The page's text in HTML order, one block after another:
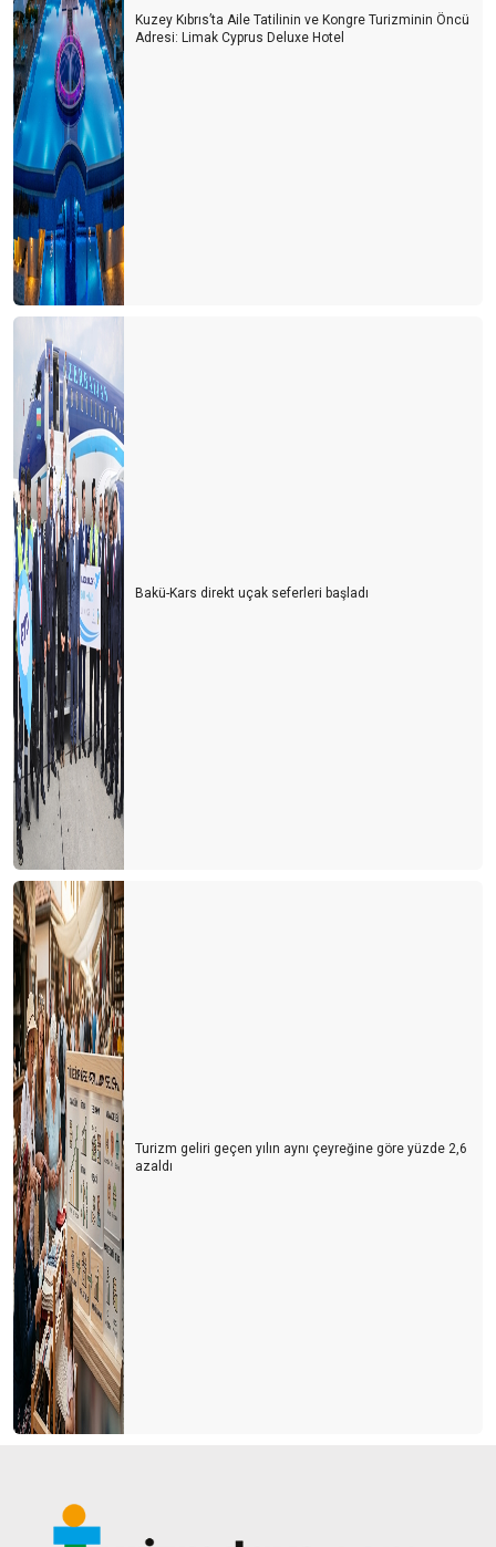
Kuzey Kıbrıs’ta Aile Tatilinin ve Kongre Turizminin Öncü
Adresi: Limak Cyprus Deluxe Hotel
Bakü-Kars direkt uçak seferleri başladı
Turizm geliri geçen yılın aynı çeyreğine göre yüzde 2,6
azaldı